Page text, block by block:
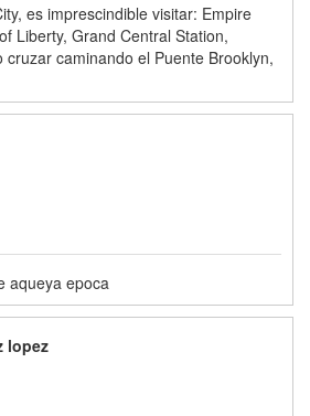
es imprescindible visitar: Empire
Liberty, Grand Central Station,
cruzar caminando el Puente Brooklyn,
aqueya epoca
lopez